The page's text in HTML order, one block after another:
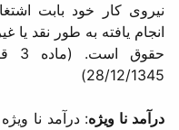
نیروی كار خود بابت
انجام یافته به طور نقد
28/12/1345)
درآمد نا ویژه: درآمد نا